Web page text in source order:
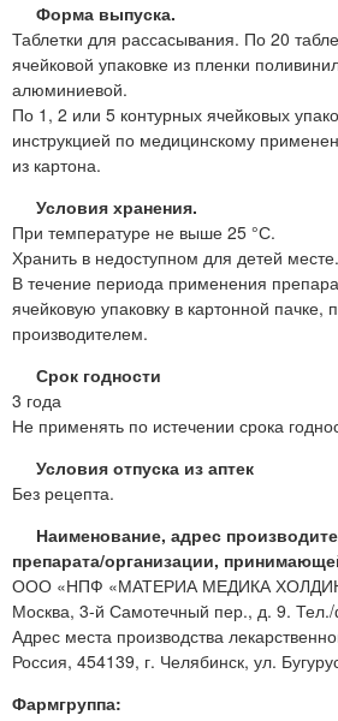
Форма выпуска.
Таблетки для рассасывания. По 20
ячейковой упаковке из пленки
алюминиевой.
По 1, 2 или 5 контурных ячейковых
инструкцией по медицинскому
из картона.
Условия хранения.
При температуре не выше 25 °С.
Хранить в недоступном для детей месте.
В течение периода применения
ячейковую упаковку в картонной пачке,
производителем.
Срок годности
3 года
Не применять по истечении срока
Условия отпуска из аптек
Без рецепта.
Наименование, адрес
препарата/организации,
ООО «НПФ «МАТЕРИА МЕДИКА
Москва, 3-й Самотечный пер., д. 9.
Адрес места производства
Россия, 454139, г. Челябинск, ул.
Фармгруппа: